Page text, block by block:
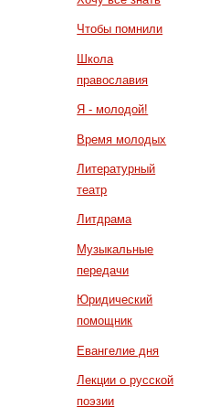
Чтобы помнили
Школа
православия
Я - молодой!
Время молодых
Литературный
театр
Литдрама
Музыкальные
передачи
Юридический
помощник
Евангелие дня
Лекции о русской
поэзии